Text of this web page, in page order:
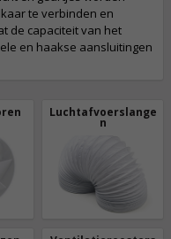
te verbinden en
de capaciteit van het
en haakse aansluitingen
Luchtafvoerslange
n